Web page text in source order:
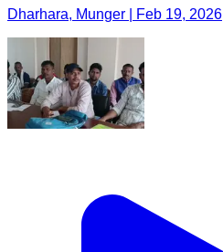
Dharhara, Munger | Feb 19, 2026